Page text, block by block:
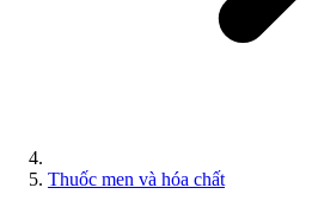
Thuốc men và hóa chất